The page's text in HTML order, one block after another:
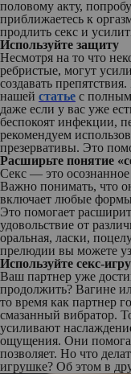
половому акту,
приближаетесь к
продлить секс и
Используйте защиту
Несмотря на то что
ребристые, могут
создавать
нашей статье с
даже если у вас уже
беспокоят инфекции,
рекомендуем
презервативы. Это
Расширьте понятие
Секс — это осознанное
Важно понимать, что
включает любые
Это помогает
удовольствие от
оральная, ласки,
прелюдии вы можете
Используйте секс-
Ваш партнер уже
продолжить? Вагине
то время как партнер
смазанный вибратор.
усиливают
ощущения. Они
позволяет. Но что
игрушке? Об этом в